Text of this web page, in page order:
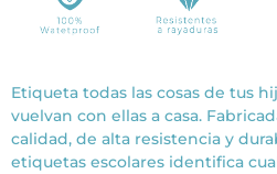
Etiqueta todas las cosas de tus
vuelvan con ellas a casa.
calidad, de alta resistencia y
etiquetas escolares identifica